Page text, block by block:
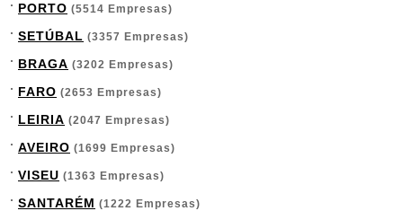
PORTO (5514 Empresas)
SETÚBAL (3357 Empresas)
BRAGA (3202 Empresas)
FARO (2653 Empresas)
LEIRIA (2047 Empresas)
AVEIRO (1699 Empresas)
VISEU (1363 Empresas)
SANTARÉM (1222 Empresas)